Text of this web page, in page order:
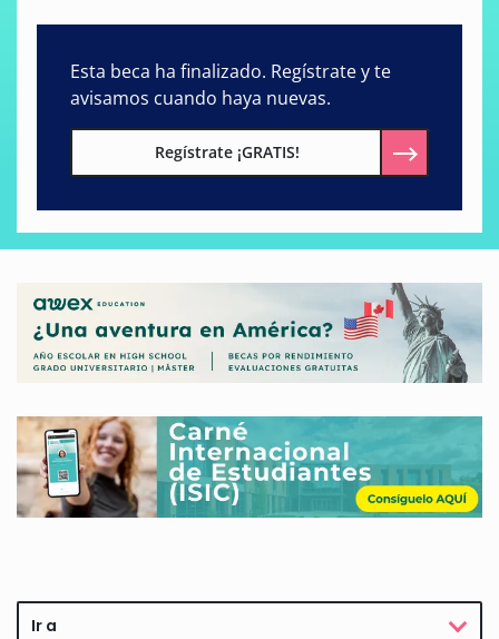
Esta beca ha finalizado. Regístrate y te
avisamos cuando haya nuevas.
Regístrate ¡GRATIS!
Ir a